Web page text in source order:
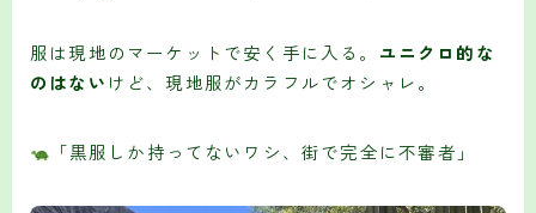
服は現地のマーケットで安く手に入る。 ユニクロ的な
のはない けど、現地服がカラフルでオシャレ。
「黒服しか持ってないワシ、街で完全に不審者」